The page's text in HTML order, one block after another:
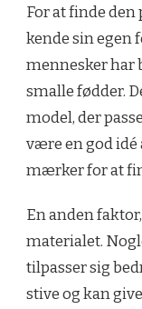
For at finde
kende sin egen
mennesker har
smalle fødder.
model, der
være en god idé
mærker for at
En anden
materialet.
tilpasser sig
stive og kan